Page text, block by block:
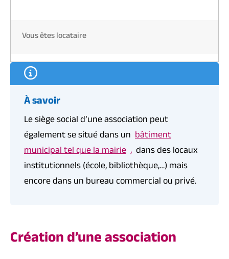
Vous êtes locataire
À savoir
Le siège social d’une association peut
également se situé dans un bâtiment
municipal tel que la mairie , dans des locaux
institutionnels (école, bibliothèque,…) mais
encore dans un bureau commercial ou privé.
Création d’une association